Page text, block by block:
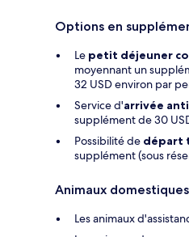
Options en
Le petit déjeuner
moyennant un
32 USD environ par
Service d'arrivée
supplément de 30
Possibilité de départ
supplément (sous
Animaux domestiques
Les animaux